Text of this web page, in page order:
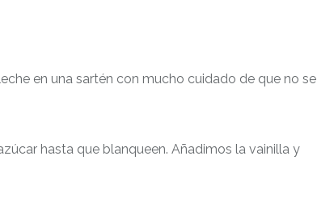
en una sartén con mucho cuidado de que no se
hasta que blanqueen. Añadimos la vainilla y